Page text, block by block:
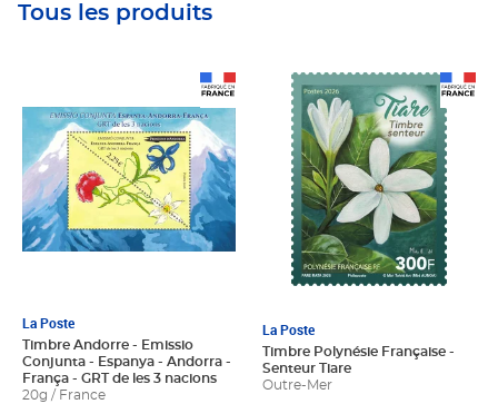
Tous les produits
La Poste
Timbre Andorre - Emissio
Conjunta - Espanya - Andorra -
França - GRT de les 3 nacions
20g / France
La Poste
Timbre Polynésie Française -
Senteur Tiare
Outre-Mer